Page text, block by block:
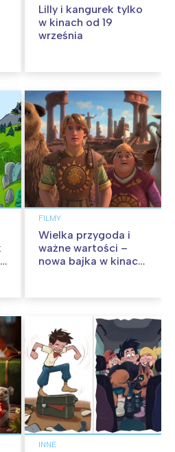
Lilly i kangurek tylko
w kinach od 19
września
FILMY
Wielka przygoda i
ważne wartości –
nowa bajka w kinach
INNE